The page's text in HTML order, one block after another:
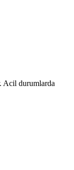
Acil durumlarda